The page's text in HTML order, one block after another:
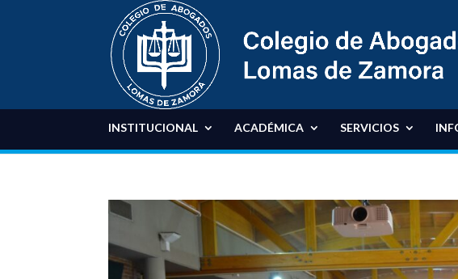
INSTITUCIONAL ACADÉMICA SERVICIOS